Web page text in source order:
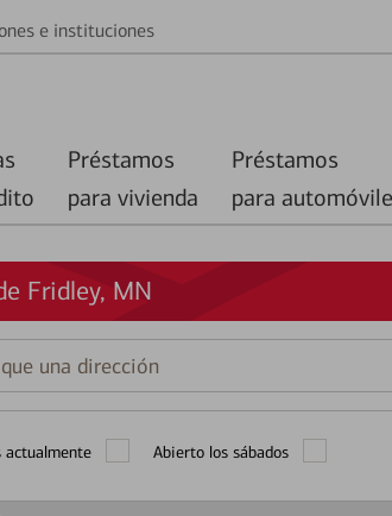
e instituciones
Préstamos
para vivienda
Préstamos
para
Fridley, MN
actualmente Abierto los sábados